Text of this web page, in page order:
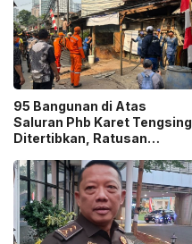
95 Bangunan di Atas
Saluran Phb Karet Tengsing
Ditertibkan, Ratusan
Dikerahkan